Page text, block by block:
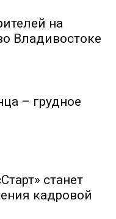
на
Владивостоке
– грудное
станет
кадровой